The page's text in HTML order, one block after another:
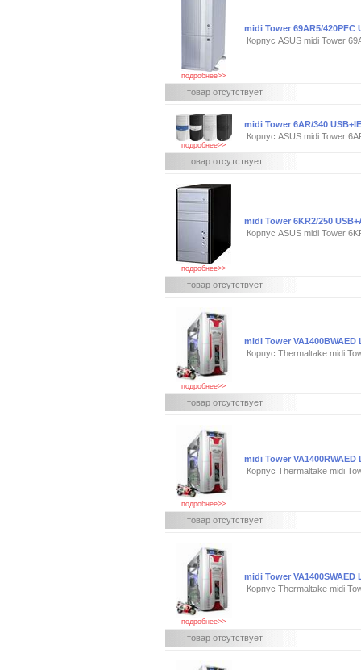
подробнее>>
midi Tower 69AR5/420PFC
Корпус ASUS midi Tower
товар отсутствует
подробнее>>
midi Tower 6AR/340
Корпус ASUS midi Tower
товар отсутствует
подробнее>>
midi Tower 6KR2/250
Корпус ASUS midi Tower
товар отсутствует
подробнее>>
midi Tower VA1400BWAED
Корпус Thermaltake midi
товар отсутствует
подробнее>>
midi Tower VA1400RWAED
Корпус Thermaltake midi
товар отсутствует
подробнее>>
midi Tower VA1400SWAED
Корпус Thermaltake midi
товар отсутствует